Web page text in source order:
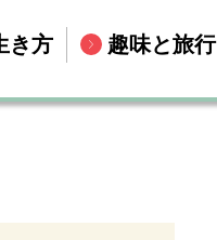
き方 趣味と旅行